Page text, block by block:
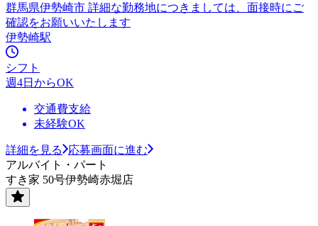
群馬県伊勢崎市 詳細な勤務地につきましては、面接時にご
確認をお願いいたします
伊勢崎駅
シフト
週4日からOK
交通費支給
未経験OK
詳細を見る
応募画面に進む
アルバイト・パート
すき家 50号伊勢崎赤堀店